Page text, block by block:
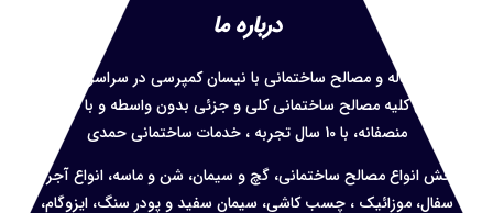
درباره ما
حمل نخاله و مصالح ساختمانی با نیسان کمپرسی در سراسر تهران ،
پخش کلیه مصالح ساختمانی کلی و جزئی بدون واسطه و با قیمت
منصفانه، با 10 سال تجربه ، خدمات ساختمانی حمدی
پخش انواع مصالح ساختمانی، گچ و سیمان، شن و ماسه، انواع آجر و
سفال، موزائیک ، چسب کاشی، سیمان سفید و پودر سنگ، ایزوگام،